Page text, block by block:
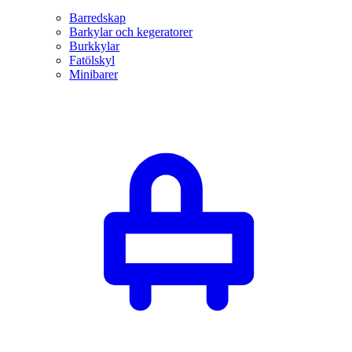
Barredskap
Barkylar och kegeratorer
Burkkylar
Fatölskyl
Minibarer